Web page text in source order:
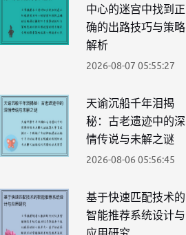
中心的迷宫中找到正
确的出路技巧与策略
解析
2026-08-07 05:55:27
天谕沉船千年泪揭
秘：古老遗迹中的深
情传说与未解之谜
2026-08-06 05:56:45
基于快速匹配技术的
智能推荐系统设计与